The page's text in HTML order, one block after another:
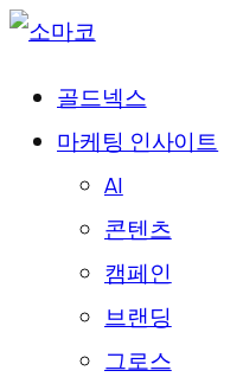
골드넥스
마케팅 인사이트
AI
콘텐츠
캠페인
브랜딩
그로스